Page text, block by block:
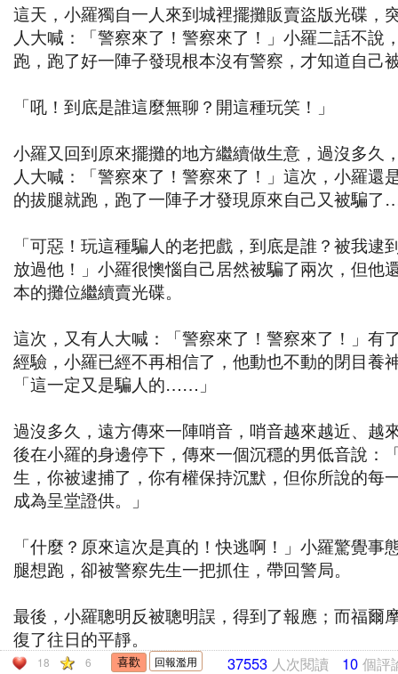
這天，小羅獨自一人來到城裡擺攤販賣盜版光碟，
人大喊：「警察來了！警察來了！」小羅二話不說
跑，跑了好一陣子發現根本沒有警察，才知道自
「吼！到底是誰這麼無聊？開這種玩笑！」
小羅又回到原來擺攤的地方繼續做生意，過沒多久
人大喊：「警察來了！警察來了！」這次，小羅還
的拔腿就跑，跑了一陣子才發現原來自己又被騙
「可惡！玩這種騙人的老把戲，到底是誰？被我逮
放過他！」小羅很懊惱自己居然被騙了兩次，但他
本的攤位繼續賣光碟。
這次，又有人大喊：「警察來了！警察來了！」有
經驗，小羅已經不再相信了，他動也不動的閉目養
「這一定又是騙人的……」
過沒多久，遠方傳來一陣哨音，哨音越來越近、越
後在小羅的身邊停下，傳來一個沉穩的男低音說：
生，你被逮捕了，你有權保持沉默，但你所說的每
成為呈堂證供。」
「什麼？原來這次是真的！快逃啊！」小羅驚覺事
腿想跑，卻被警察先生一把抓住，帶回警局。
最後，小羅聰明反被聰明誤，得到了報應；而福爾
復了往日的平靜。
18 6 回報濫用 37553 人次閱讀 10 個評